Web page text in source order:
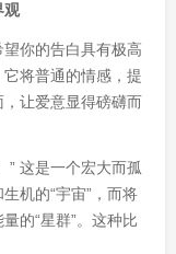
观
你的告白具有极高
将普通的情感，提
让爱意显得磅礴而
” 这是一个宏大而孤
机的“宇宙”，而将
的“星群”。这种比